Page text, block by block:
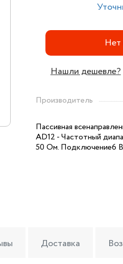
Нет
Нашли дешевле?
Производитель
Пассивная
AD12 - Частотный
50 Ом. Подключение6
Доставка